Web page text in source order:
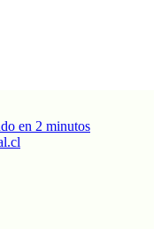
en 2 minutos